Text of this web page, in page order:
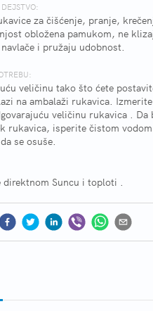
za čišćenje, pranje,
obložena pamukom, ne
i pružaju udobnost.
veličinu tako što ćete
na ambalaži rukavica.
veličinu rukavica . Da
rukavica, isperite čistom
se osuše.
direktnom Suncu i toploti .